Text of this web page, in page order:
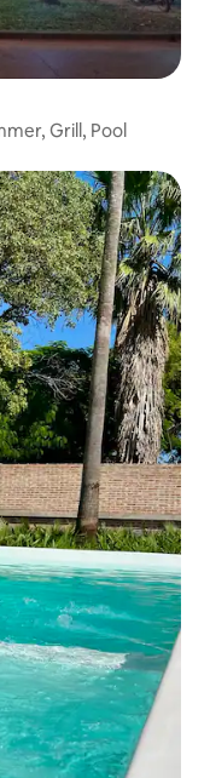
Grill, Pool